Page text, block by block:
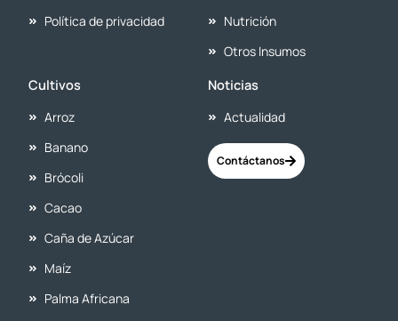
Política de privacidad
Nutrición
Otros Insumos
Cultivos
Arroz
Banano
Brócoli
Cacao
Caña de Azúcar
Maíz
Palma Africana
Noticias
Actualidad
Contáctanos